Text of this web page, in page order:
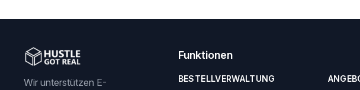
Wir unterstützen E-
Funktionen
BESTELLVERWALTUNG